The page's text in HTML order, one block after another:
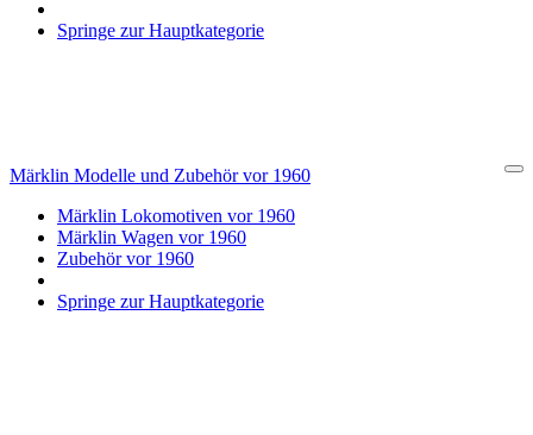
Springe zur Hauptkategorie
Märklin Modelle und Zubehör vor 1960
Märklin Lokomotiven vor 1960
Märklin Wagen vor 1960
Zubehör vor 1960
Springe zur Hauptkategorie